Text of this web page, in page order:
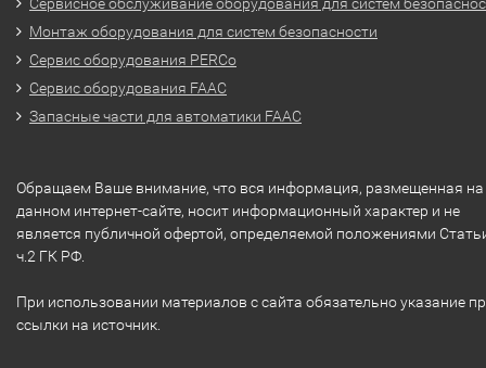
Монтаж оборудования для систем безопасности
Сервис оборудования PERCo
Сервис оборудования FAAC
Запасные части для автоматики FAAC
Обращаем Ваше внимание, что вся информация, размещенная на
данном интернет-сайте, носит информационный характер и не
является публичной офертой, определяемой положениями
ч.2 ГК РФ.
При использовании материалов с сайта обязательно указание
ссылки на источник.